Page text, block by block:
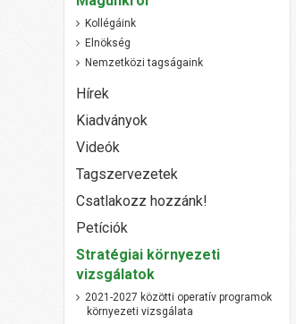
Kollégáink
Elnökség
Nemzetközi tagságaink
Hírek
Kiadványok
Videók
Tagszervezetek
Csatlakozz hozzánk!
Petíciók
Stratégiai környezeti
vizsgálatok
2021-2027 közötti operatív programok
környezeti vizsgálata